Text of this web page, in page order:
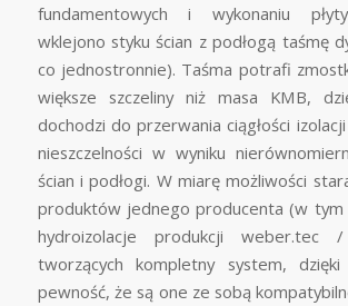
fundamentowych i wykonaniu
wklejono styku ścian z podłogą taśmę
co jednostronnie). Taśma potrafi
większe szczeliny niż masa KMB,
dochodzi do przerwania ciągłości
nieszczelności w wyniku
ścian i podłogi. W miarę możliwości
produktów jednego producenta (w tym
hydroizolacje produkcji weber.tec /
tworzących kompletny system,
pewność, że są one ze sobą